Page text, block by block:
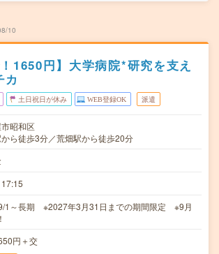
10
1650円】大学病院*研究を支え
カ
土日祝日が休み WEB登録OK 派遣
昭和区
ら徒歩3分／荒畑駅から徒歩20分
1～長期 ※2027年3月31日までの期間限定 ※9月
円＋交